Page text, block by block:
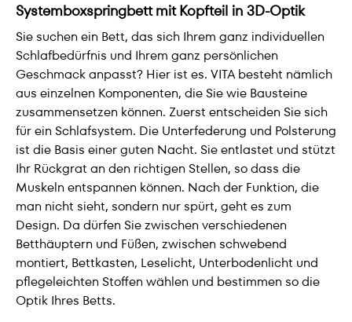
Systemboxspringbett mit Kopfteil in 3D-Optik
Sie suchen ein Bett, das sich Ihrem ganz individuellen
Schlafbedürfnis und Ihrem ganz persönlichen
Geschmack anpasst? Hier ist es. VITA besteht nämlich
aus einzelnen Komponenten, die Sie wie Bausteine
zusammensetzen können. Zuerst entscheiden Sie sich
für ein Schlafsystem. Die Unterfederung und Polsterung
ist die Basis einer guten Nacht. Sie entlastet und stützt
Ihr Rückgrat an den richtigen Stellen, so dass die
Muskeln entspannen können. Nach der Funktion, die
man nicht sieht, sondern nur spürt, geht es zum
Design. Da dürfen Sie zwischen verschiedenen
Betthäuptern und Füßen, zwischen schwebend
montiert, Bettkasten, Leselicht, Unterbodenlicht und
pflegeleichten Stoffen wählen und bestimmen so die
Optik Ihres Betts.